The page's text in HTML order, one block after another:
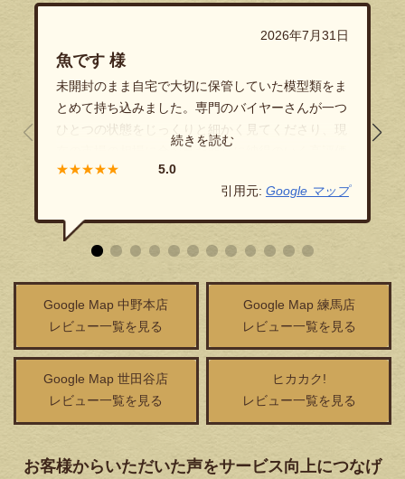
2026年7月31日
魚です 様
未開封のまま自宅で大切に保管していた模型類をま
とめて持ち込みました。専門のバイヤーさんが一つ
ひとつの状態をじっくりと細かく見てくださり、現
在の市場の相場に合わせた非常に納得のいく高評価
をつけていただきました！隠し立てのない透明性の
高い丁寧なご対応に、終始安心してお任せすること
★★★★★
引用元: Google マップ
Google Map 中野本店
レビュー一覧を見る
Google Map 練馬店
レビュー一覧を見る
Google Map 世田谷店
レビュー一覧を見る
ヒカカク!
レビュー一覧を見る
お客様からいただいた声をサービス向上につなげ